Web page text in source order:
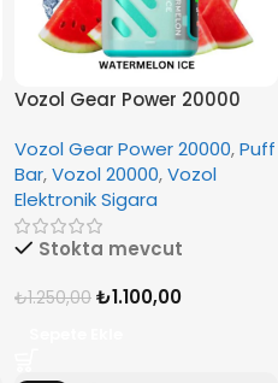
Vozol Gear Power 20000
Vozol Gear Power 20000,Puff
Bar,Vozol 20000,Vozol
Elektronik Sigara
Stokta mevcut
₺1.250,00 ₺1.100,00